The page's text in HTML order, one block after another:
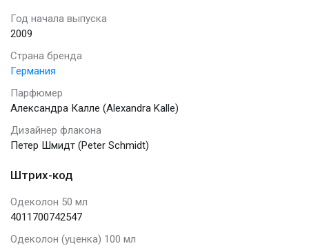
Год начала выпуска
2009
Страна бренда
Германия
Парфюмер
Александра Калле (Alexandra Kalle)
Дизайнер флакона
Петер Шмидт (Peter Schmidt)
Штрих-код
Одеколон 50 мл
4011700742547
Одеколон (уценка) 100 мл